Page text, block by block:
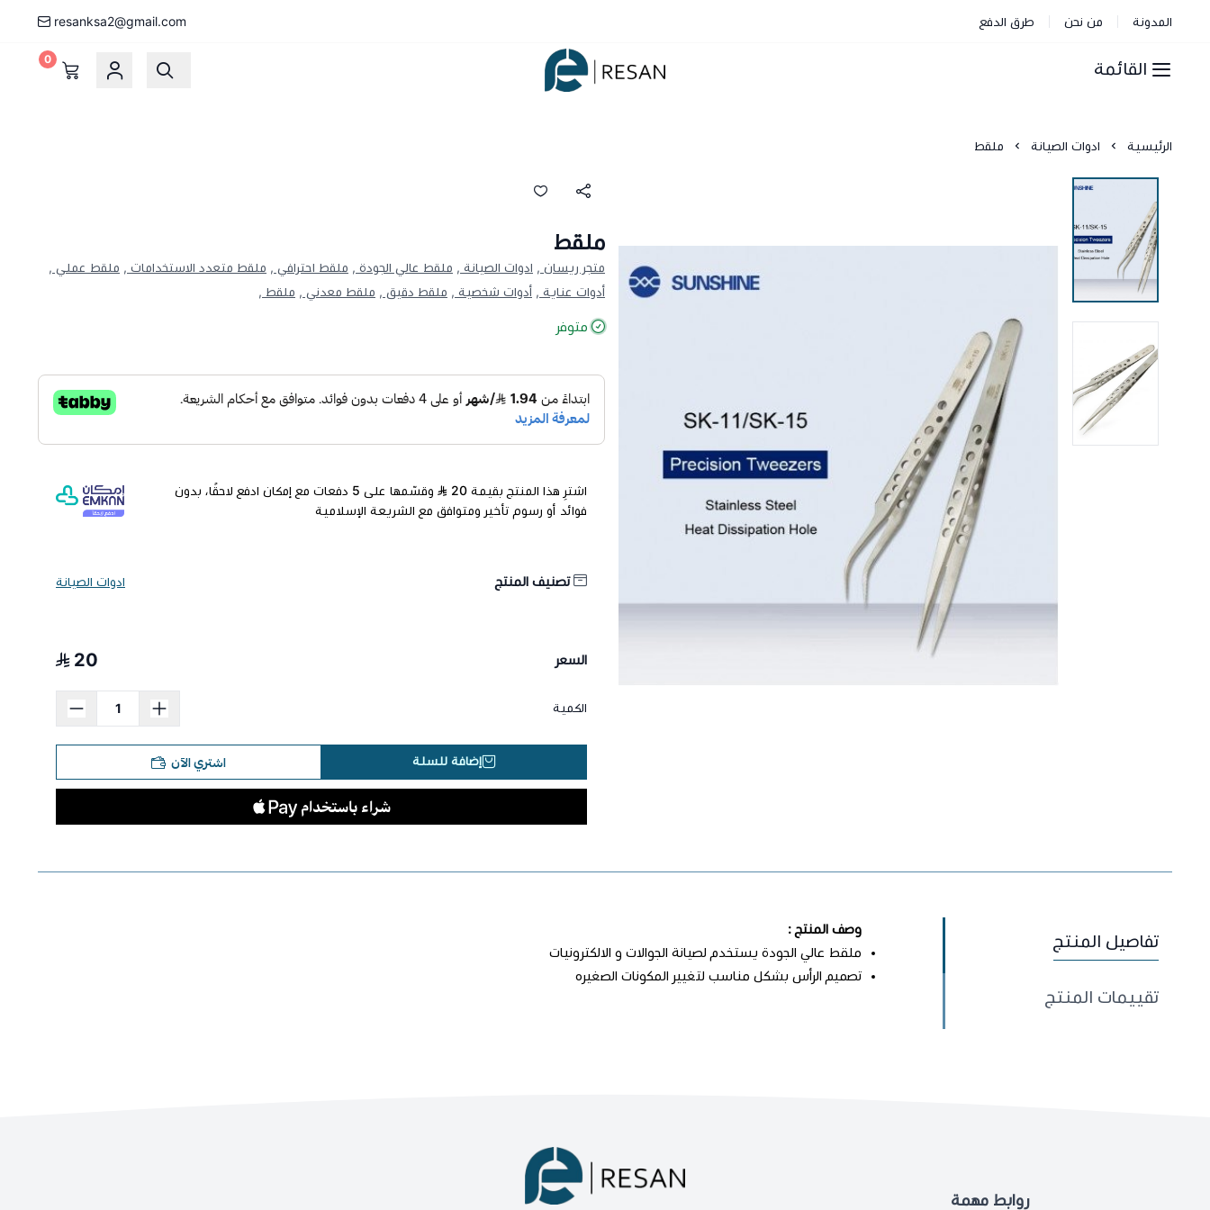
المدونة من نحن طرق الدفع resanksa2@gmail.com
القائمة
شركة ريسان
0
الرئيسية ادوات الصيانة ملقط
ملقط
متجر ريسان , ادوات الصيانة , ملقط عالي الجودة , ملقط احترافي , ملقط متعدد الاستخدامات , ملقط عملي ,
أدوات عناية , أدوات شخصية , ملقط دقيق , ملقط معدني , ملقط ,
متوفر
اشترِ هذا المنتج بقيمة 20
وقسّمها على 5 دفعات مع إمكان ادفع لاحقًا، بدون
فوائد أو رسوم تأخير ومتوافق مع الشريعة الإسلامية
تصنيف المنتج ادوات الصيانة
السعر 20
الكمية
إضافة للسلة اشتري الآن
تفاصيل المنتج
تقييمات المنتج
وصف المنتج :
ملقط عالي الجودة يستخدم لصيانة الجوالات و الالكترونيات
تصميم الرأس بشكل مناسب لتغيير المكونات الصغيره
روابط مهمة